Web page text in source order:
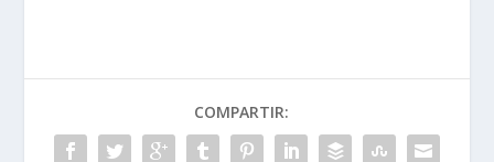
COMPARTIR: